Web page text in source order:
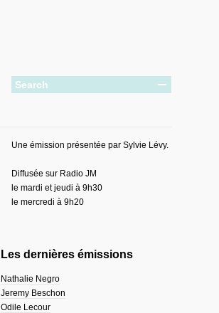
Une émission présentée par Sylvie Lévy.
Diffusée sur Radio JM
le mardi et jeudi à 9h30
le mercredi à 9h20
Les dernières émissions
Nathalie Negro
Jeremy Beschon
Odile Lecour